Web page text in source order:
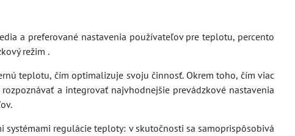
a preferované nastavenia používateľov pre teplotu, percento
režim .
teplotu, čím optimalizuje svoju činnosť. Okrem toho, čím viac
a integrovať najvhodnejšie prevádzkové nastavenia
regulácie teploty: v skutočnosti sa samoprispôsobivá